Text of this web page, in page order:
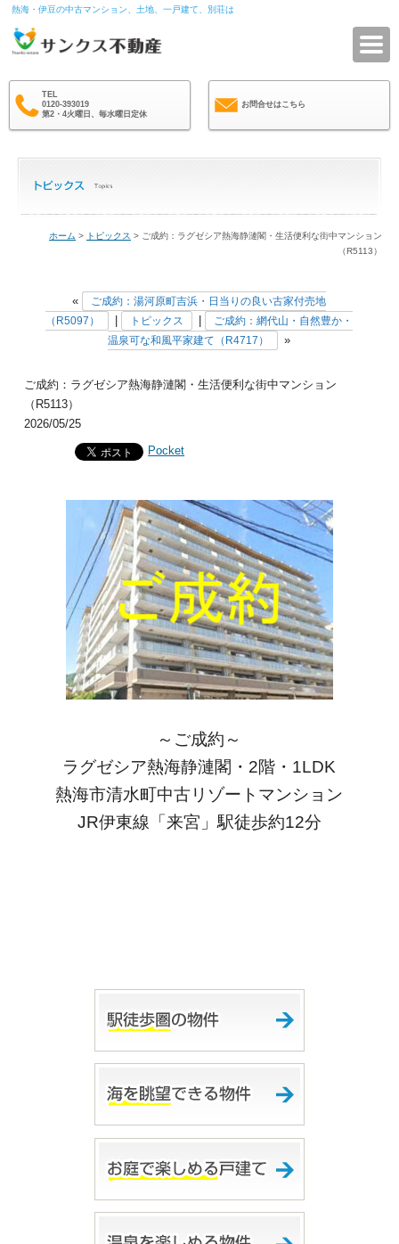
熱海・伊豆の中古マンション、土地、一戸建て、別荘は
TEL
0120-393019
第2・4火曜日、毎水曜日定休
お問合せはこちら
ホーム > トピックス > ご成約：ラグゼシア熱海静漣閣・生活便利な街中マンション
（R5113）
«
ご成約：湯河原町吉浜・日当りの良い古家付売地
（R5097）
トピックス
ご成約：網代山・自然豊か・
温泉可な和風平家建て（R4717）
»
ご成約：ラグゼシア熱海静漣閣・生活便利な街中マンション
（R5113）
2026/05/25
Pocket
～ご成約～
ラグゼシア熱海静漣閣・2階・1LDK
熱海市清水町中古リゾートマンション
JR伊東線「来宮」駅徒歩約12分